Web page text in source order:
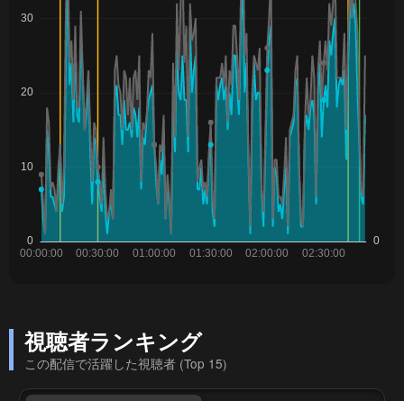
視聴者ランキング
この配信で活躍した視聴者 (Top 15)